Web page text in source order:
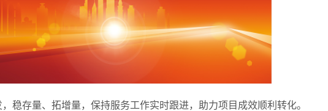
稳存量、拓增量，保持服务工作实时跟进，助力项目成效顺利转化。